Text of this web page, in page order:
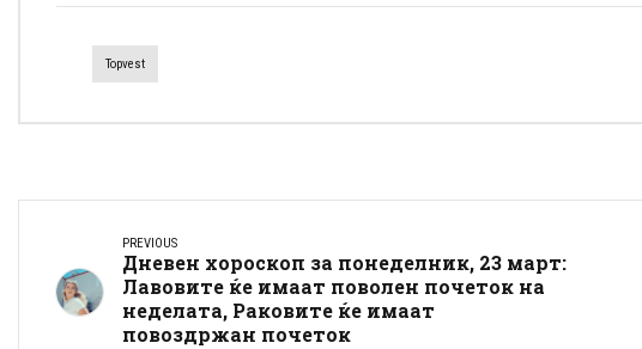
Topvest
PREVIOUS
Дневен хороскоп за понеделник, 23 март:
Лавовите ќе имаат поволен почеток на
неделата, Раковите ќе имаат
повоздржан почеток